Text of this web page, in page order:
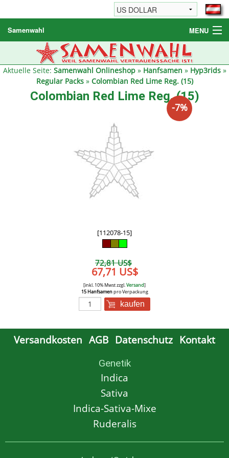
Samenwahl MENU
Hanfsamen
Weitere Produkte
Bestellhinweise / FAQ
Aktuelle Seite: Samenwahl Onlineshop» Hanfsamen » Hyp3rids»
Regular Packs» Colombian Red Lime Reg. (15)
Colombian Red Lime Reg. (15)
[112078-15]
72,81 US$
67,71 US$
[inkl. 10% Mwst zzgl.Versand]
15 Hanfsamenpro Verpackung
kaufen
-7%
Versandkosten AGB Datenschutz Kontakt
Genetik
Indica
Sativa
Indica-Sativa-Mixe
Ruderalis